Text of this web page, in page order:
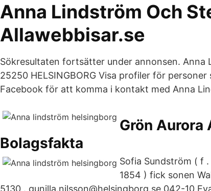
Anna Lindström Och
Allawebbisar.se
Sökresultaten fortsätter under annonsen. Anna
25250 HELSINGBORG Visa profiler för
Facebook för att komma i kontakt med Anna
Grön Aurora
Bolagsfakta
Sofia Sundström ( f
1854 ) fick sonen
5130 . gunilla.nilsson@helsingborg.se 042-10